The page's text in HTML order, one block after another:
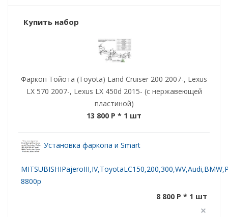
Купить набор
Фаркоп Тойота (Toyota) Land Cruiser 200 2007-, Lexus
LX 570 2007-, Lexus LX 450d 2015- (с нержавеющей
пластиной)
13 800 P * 1 шт
Установка фаркопа и Smart
8800р
8 800 P * 1 шт